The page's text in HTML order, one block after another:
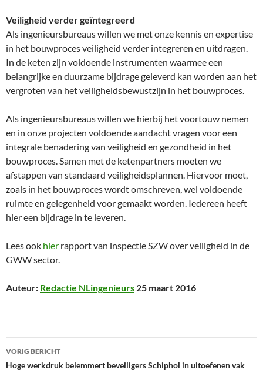
Veiligheid verder geïntegreerd
Als ingenieursbureaus willen we met onze kennis en expertise
in het bouwproces veiligheid verder integreren en uitdragen.
In de keten zijn voldoende instrumenten waarmee een
belangrijke en duurzame bijdrage geleverd kan worden aan het
vergroten van het veiligheidsbewustzijn in het bouwproces.
Als ingenieursbureaus willen we hierbij het voortouw nemen
en in onze projecten voldoende aandacht vragen voor een
integrale benadering van veiligheid en gezondheid in het
bouwproces. Samen met de ketenpartners moeten we
afstappen van standaard veiligheidsplannen. Hiervoor moet,
zoals in het bouwproces wordt omschreven, wel voldoende
ruimte en gelegenheid voor gemaakt worden. Iedereen heeft
hier een bijdrage in te leveren.
Lees ook hier rapport van inspectie SZW over veiligheid in de
GWW sector.
Auteur: Redactie NLingenieurs 25 maart 2016
Bericht
navigatie
VORIG BERICHT
Hoge werkdruk belemmert beveiligers Schiphol in uitoefenen vak